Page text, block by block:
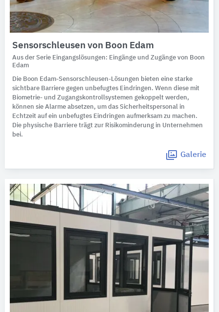
Sensorschleusen von Boon Edam
Aus der Serie Eingangslösungen: Eingänge und Zugänge von Boon
Edam
Die Boon Edam-Sensorschleusen-Lösungen bieten eine starke
sichtbare Barriere gegen unbefugtes Eindringen. Wenn diese mit
Biometrie- und Zugangskontrollsystemen gekoppelt werden,
können sie Alarme absetzen, um das Sicherheitspersonal in
Echtzeit auf ein unbefugtes Eindringen aufmerksam zu machen.
Die physische Barriere trägt zur Risikominderung in Unternehmen
bei.
Galerie